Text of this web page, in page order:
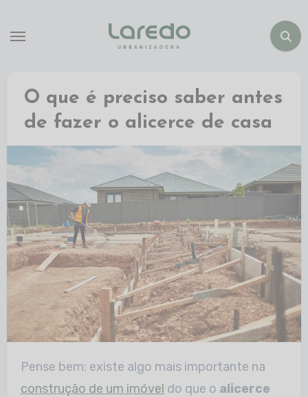
O que é preciso saber antes
de fazer o alicerce de casa
Pense bem: existe algo mais importante na
construção de um imóvel do que o alicerce